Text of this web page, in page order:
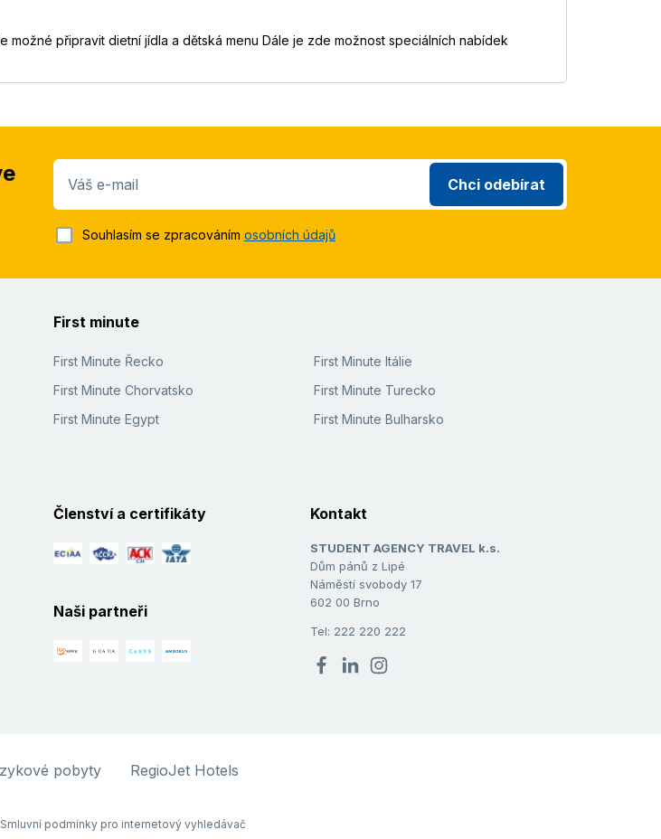
připravit dietní jídla a dětská menu Dále je zde možnost speciálních nabídek
Váš e-mail Chci odebírat
Souhlasím se zpracováním osobních údajů
First minute
First Minute Řecko
First Minute Chorvatsko
First Minute Egypt
First Minute Itálie
First Minute Turecko
First Minute Bulharsko
Členství a certifikáty
Naši partneři
Kontakt
STUDENT AGENCY TRAVEL k.s.
Dům pánů z Lipé
Náměstí svobody 17
602 00 Brno
Tel: 222 220 222
pobyty RegioJet Hotels
Smluvní podmínky pro internetový vyhledávač